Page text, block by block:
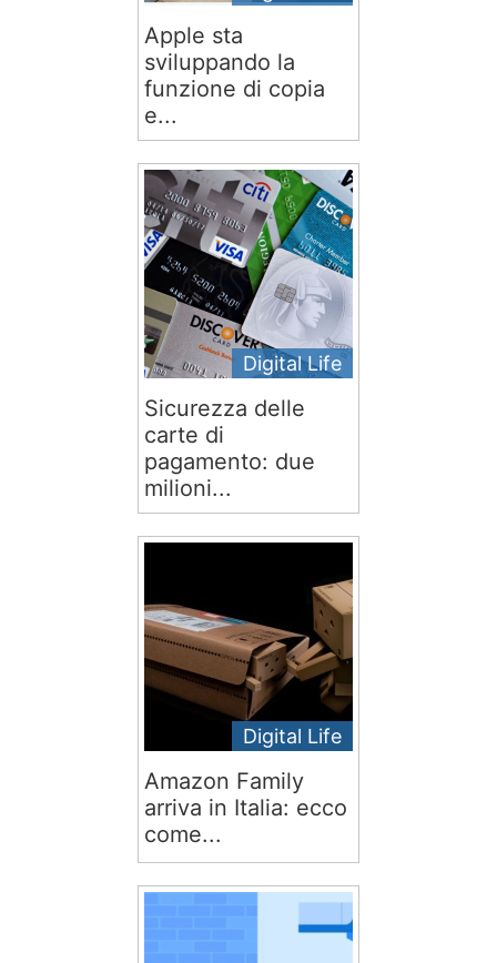
Apple sta
sviluppando la
funzione di copia
e...
Digital Life
Sicurezza delle
carte di
pagamento: due
milioni...
Digital Life
Amazon Family
arriva in Italia: ecco
come...